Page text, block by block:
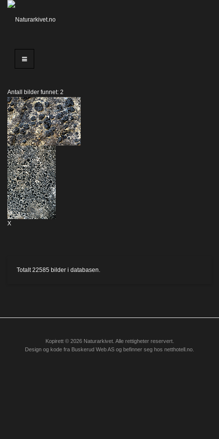
Antall bilder funnet: 2
X
Totalt22585 bilder i databasen.
Kopirett © 2026 Naturarkivet. Alle rettigheter reservert.
Design og kode fra Buskerud Web AS og befinner seg hos netthotell.no